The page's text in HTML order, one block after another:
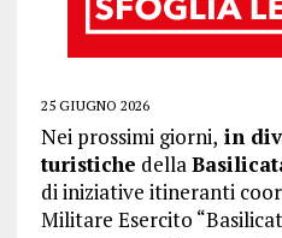
25 GIUGNO 2026
Nei prossimi giorni, in
turistiche della
di iniziative itineranti
Militare Esercito